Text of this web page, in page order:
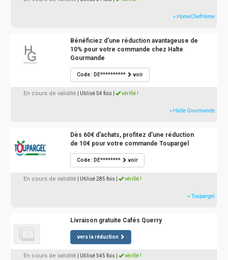
» HomeChefHome
Bénéficiez d'une réduction avantageuse de
10% pour votre commande chez Halte
Gourmande
Code : DE********** voir
En cours de validité | Utilisé 54 fois vérifié !
» Halte Gourmande
Dès 60€ d'achats, profitez d'une réduction
de 10€ pour votre commande Toupargel
Code : DE******** voir
En cours de validité | Utilisé 285 fois vérifié !
» Toupargel
Livraison gratuite Cafés Querry
vers la réduction
En cours de validité | Utilisé 545 fois vérifié !